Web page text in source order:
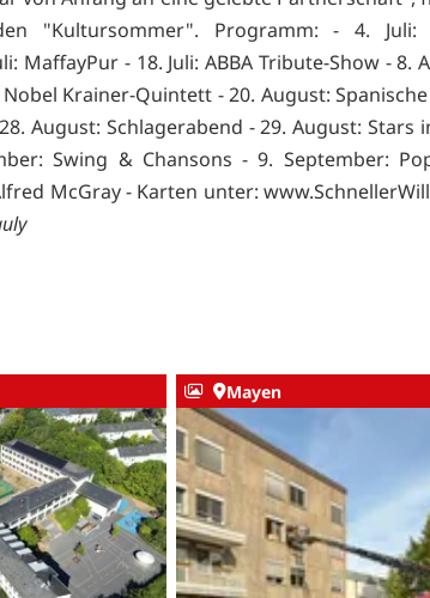
"Kultursommer". Programm: - 4. Juli:
MaffayPur - 18. Juli: ABBA Tribute-Show - 8.
Krainer-Quintett - 20. August:
August: Schlagerabend - 29. August: Stars
Swing & Chansons - 9. September:
McGray - Karten unter:
Mayen